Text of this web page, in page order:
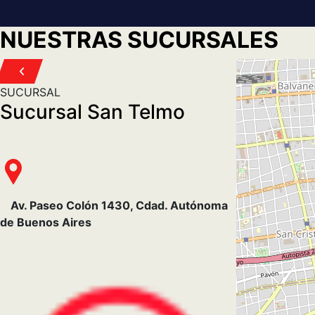
NUESTRAS SUCURSALES
SUCURSAL
Sucursal San Telmo
Av. Paseo Colón 1430, Cdad. Autónoma
de Buenos Aires
SUCURSAL
Casa
Av.
Buenos Aires